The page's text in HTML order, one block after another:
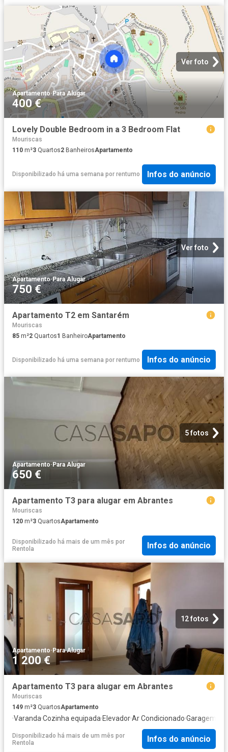
Ver foto
Apartamento· Para Alugar
400 €
Lovely Double Bedroom in a 3 Bedroom Flat
Mouriscas
110 m²3 Quartos2 BanheirosApartamento
Disponibilizado há uma semana por rentumo Infos do anúncio
Ver foto
Apartamento·Para Alugar
750 €
Apartamento T2 em Santarém
Mouriscas
85 m²2 Quartos1 BanheiroApartamento
Disponibilizado há uma semana por rentumo Infos do anúncio
5 fotos
Apartamento· Para Alugar
650 €
Apartamento T3 para alugar em Abrantes
Mouriscas
120 m²3 QuartosApartamento
Disponibilizado há mais de um mês por
Rentola
Infos do anúncio
12 fotos
Apartamento· Para Alugar
1 200 €
Apartamento T3 para alugar em Abrantes
Mouriscas
149 m²3 QuartosApartamento
·Varanda·Cozinha equipada·Elevador·Ar Condicionado·Garagem
Disponibilizado há mais de um mês por
Rentola
Infos do anúncio